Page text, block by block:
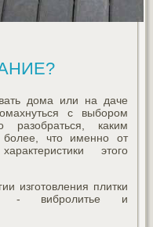
дома или на даче
с выбором
каким
более, что именно от
этого
изготовления плитки
- вибролитье и